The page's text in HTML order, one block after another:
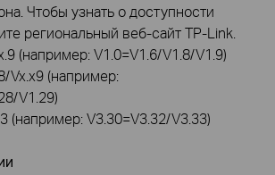
Чтобы узнать о доступности
региональный веб-сайт TP-Link.
(например: V1.0=V1.6/V1.8/V1.9)
Vx.x9 (например:
V1.29)
(например: V3.30=V3.32/V3.33)